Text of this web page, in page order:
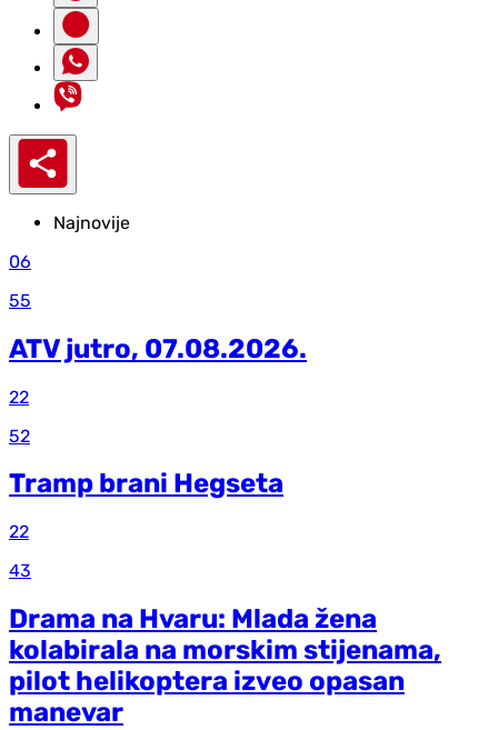
Najnovije
06
55
ATV jutro, 07.08.2026.
22
52
Tramp brani Hegseta
22
43
Drama na Hvaru: Mlada žena
kolabirala na morskim stijenama,
pilot helikoptera izveo opasan
manevar